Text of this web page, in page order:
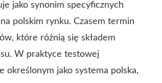
jako synonim specyficznych
polskim rynku. Czasem termin
które różnią się składem
W praktyce testowej
określonym jako systema polska,